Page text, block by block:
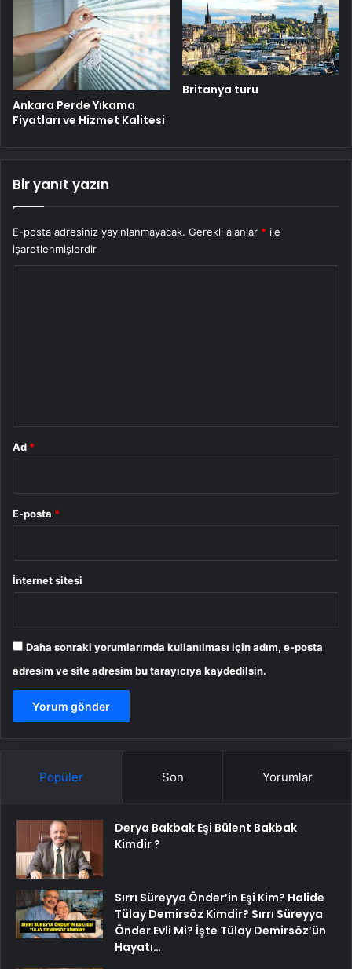
Ankara Perde Yıkama
Fiyatları ve Hizmet Kalitesi
Britanya turu
Bir yanıt yazın
E-posta adresiniz yayınlanmayacak. Gerekli alanlar * ile
işaretlenmişlerdir
Ad *
E-posta *
İnternet sitesi
Daha sonraki yorumlarımda kullanılması için adım, e-posta
adresim ve site adresim bu tarayıcıya kaydedilsin.
Popüler Son Yorumlar
Derya Bakbak Eşi Bülent Bakbak
Kimdir ?
Sırrı Süreyya Önder’in Eşi Kim? Halide
Tülay Demirsöz Kimdir? Sırrı Süreyya
Önder Evli Mi? İşte Tülay Demirsöz’ün
Hayatı…